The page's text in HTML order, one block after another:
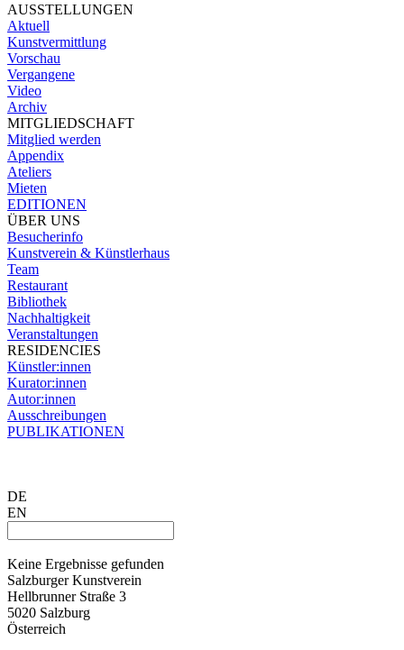
AUSSTELLUNGEN
Aktuell
Kunstvermittlung
Vorschau
Vergangene
Video
Archiv
MITGLIEDSCHAFT
Mitglied werden
Appendix
Ateliers
Mieten
EDITIONEN
ÜBER UNS
Besucherinfo
Kunstverein & Künstlerhaus
Team
Restaurant
Bibliothek
Nachhaltigkeit
Veranstaltungen
RESIDENCIES
Künstler:innen
Kurator:innen
Autor:innen
Ausschreibungen
PUBLIKATIONEN
DE
EN
Keine Ergebnisse gefunden
Salzburger Kunstverein
Hellbrunner Straße 3
5020 Salzburg
Österreich